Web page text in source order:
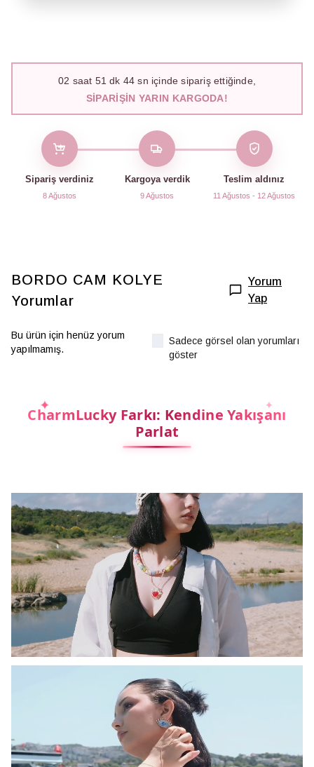
02 saat 51 dk 43 sn içinde sipariş ettiğinde,
SIPARIŞIN YARIN KARGODA!
Sipariş verdiniz
8 Ağustos
Kargoya verdik
9 Ağustos
Teslim aldınız
11 Ağustos - 12 Ağustos
BORDO CAM KOLYE
Yorumlar
Yorum
Yap
Bu ürün için henüz yorum
yapılmamış.
Sadece görsel olan yorumları
göster
CharmLucky Farkı: Kendine Yakışanı
Parlat